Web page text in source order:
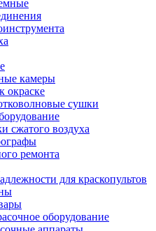
камеры
окраске
сушки
сжатого воздуха
ремонта
для краскопультов
оборудование